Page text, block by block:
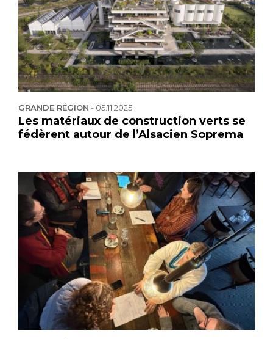
GRANDE RÉGION - 05.11.2025
Les matériaux de construction verts se
fédèrent autour de l’Alsacien Soprema